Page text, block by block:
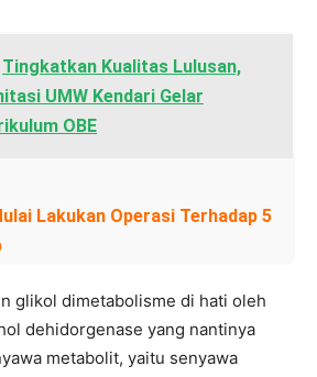
Tingkatkan Kualitas Lulusan,
UMW Kendari Gelar
OBE
Lakukan Operasi Terhadap 5
glikol dimetabolisme di hati oleh
dehidorgenase yang nantinya
metabolit, yaitu senyawa